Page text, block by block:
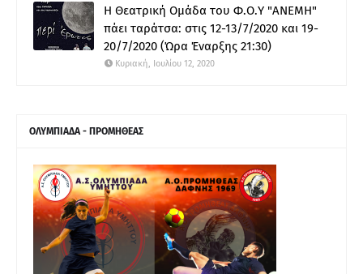
Η Θεατρική Ομάδα του Φ.Ο.Υ "ΑΝΕΜΗ"
πάει ταράτσα: στις 12-13/7/2020 και 19-
20/7/2020 (Ώρα Έναρξης 21:30)
Κυριακή, Ιουλίου 12, 2020
ΟΛΥΜΠΙΑΔΑ - ΠΡΟΜΗΘΕΑΣ